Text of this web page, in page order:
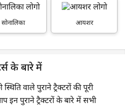
सोनालिका आयशर
के बारे में
वाले पुराने ट्रैक्टरों की पूरी
इन पुराने ट्रैक्टरों के बारे में सभी